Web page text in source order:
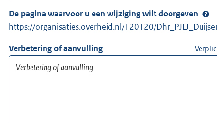
De pagina waarvoor u een wijziging wilt doorgeven
https://organisaties.overheid.nl/120120/
Verbetering of aanvulling